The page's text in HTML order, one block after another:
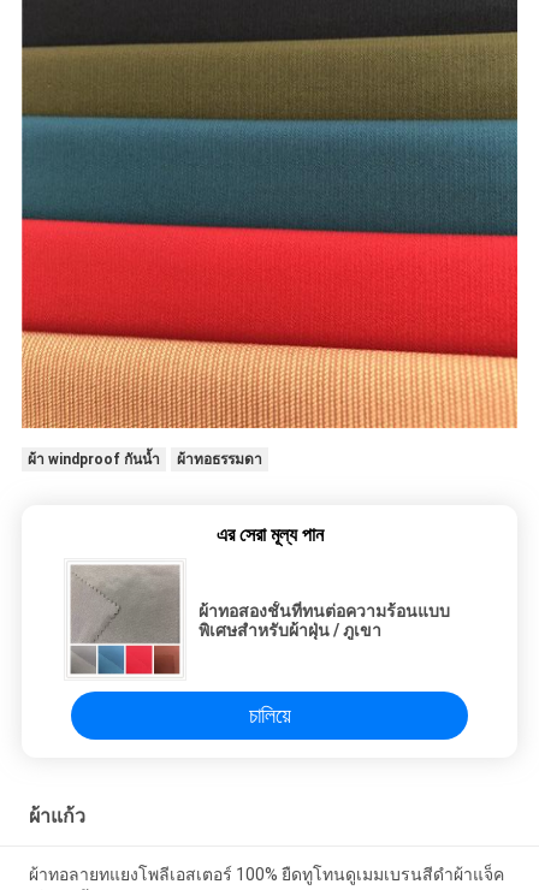
ผ้า windproof กันน้ำ ผ้าทอธรรมดา
এর সেরা মূল্য পান
ผ้าทอสองชั้นที่ทนต่อความร้อนแบบ
พิเศษสำหรับผ้าฝุ่น / ภูเขา
চালিয়ে
ผ้าแก้ว
ผ้าทอลายทแยงโพลีเอสเตอร์ 100% ยืดทูโทนดูเมมเบรนสีดำผ้าแจ็ค